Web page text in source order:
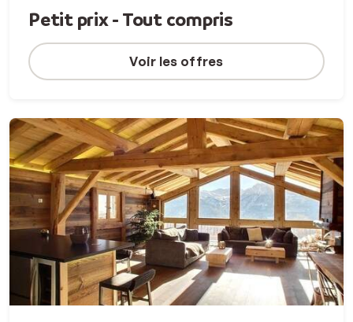
Petit prix - Tout compris
Voir les offres